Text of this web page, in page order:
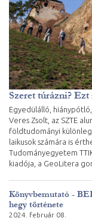
Szeret túrázni?
Egyedülálló,
Veres Zsolt, az SZTE
földtudományi
laikusok számára is
Tudományegyetem
kiadója, a GeoLitera
Könyvbemutató -
hegy története
2024. február 08.